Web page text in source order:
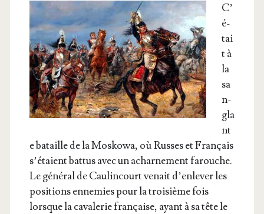
C’
é­
tai
t à
la
sa
n­
gla
nt
e bataille de la Mos­ko­wa, où Russes et Fran­çais
s’é­taient bat­tus avec un achar­ne­ment farouche.
Le géné­ral de Cau­lin­court venait d’en­le­ver les
posi­tions enne­mies pour la troi­sième fois
lorsque la cava­le­rie fran­çaise, ayant à sa tête le